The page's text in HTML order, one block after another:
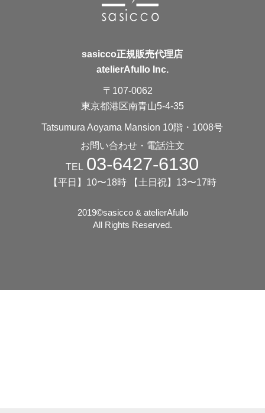
sasicco正規販売代理店
atelierAfullo Inc.
〒107-0062
東京都港区南青山5-4-35
Tatsumura Aoyama Mansion 10階・1008号
お問い合わせ・電話注文
TEL 03-6427-6130
【平日】10〜18時 【土日祝】13〜17時
2019©️sasicco & atelierAfullo
All Rights Reserved.